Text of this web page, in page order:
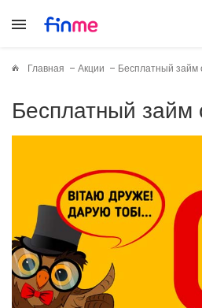
Главная Акции Бесплатный займ
Бесплатный займ